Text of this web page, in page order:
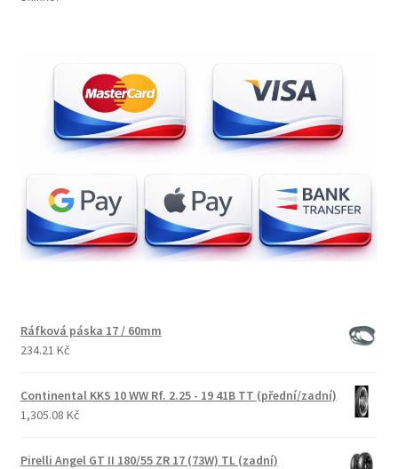
Ráfková páska 17 / 60mm
234.21 Kč
Continental KKS 10 WW Rf. 2.25 - 19 41B TT (přední/zadní)
1,305.08 Kč
Pirelli Angel GT II 180/55 ZR 17 (73W) TL (zadní)